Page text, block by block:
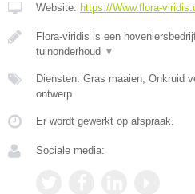
Website: https://Www.flora-
Flora-viridis is een
tuinonderhoud ▼
Diensten: Gras maaien, Onkruid
ontwerp
Er wordt gewerkt op afspraak.
Sociale media: